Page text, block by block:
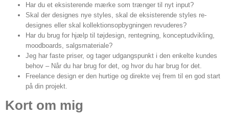
Har du et eksisterende mærke som trænger til nyt input?
Skal der designes nye styles, skal de eksisterende styles re-
designes eller skal kollektionsopbygningen revuderes?
Har du brug for hjælp til tøjdesign, rentegning, konceptudvikling,
moodboards, salgsmateriale?
Jeg har faste priser, og tager udgangspunkt i den enkelte kundes
behov – Når du har brug for det, og hvor du har brug for det.
Freelance design er den hurtige og direkte vej frem til en god start
på din projekt.
Kort om mig